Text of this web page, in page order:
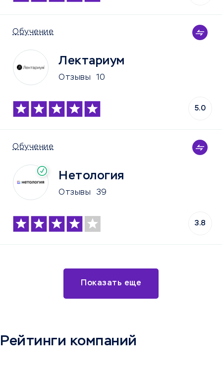
Лектариум
Отзывы 10
Обучение
5.0
Нетология
Отзывы 39
Обучение
3.8
Показать еще
Рейтинги компаний